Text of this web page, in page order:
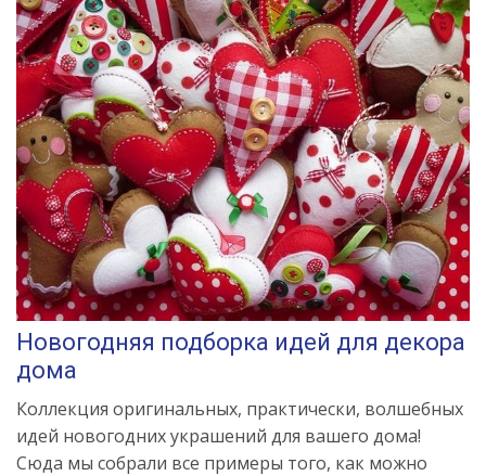
Новогодняя подборка идей для декора
дома
Коллекция оригинальных, практически, волшебных
идей новогодних украшений для вашего дома!
Сюда мы собрали все примеры того, как можно